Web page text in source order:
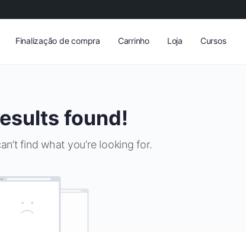
Finalização de compra Carrinho Loja Cursos
found!
find what you’re looking for.